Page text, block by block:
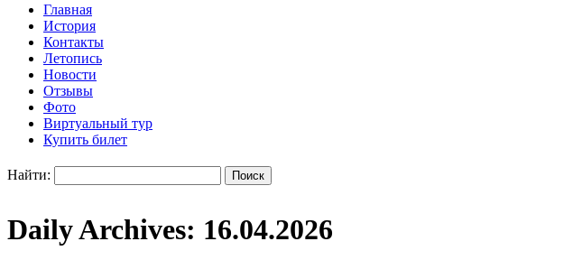
Главная
История
Контакты
Летопись
Новости
Отзывы
Фото
Виртуальный тур
Купить билет
Найти:
Daily Archives: 16.04.2026